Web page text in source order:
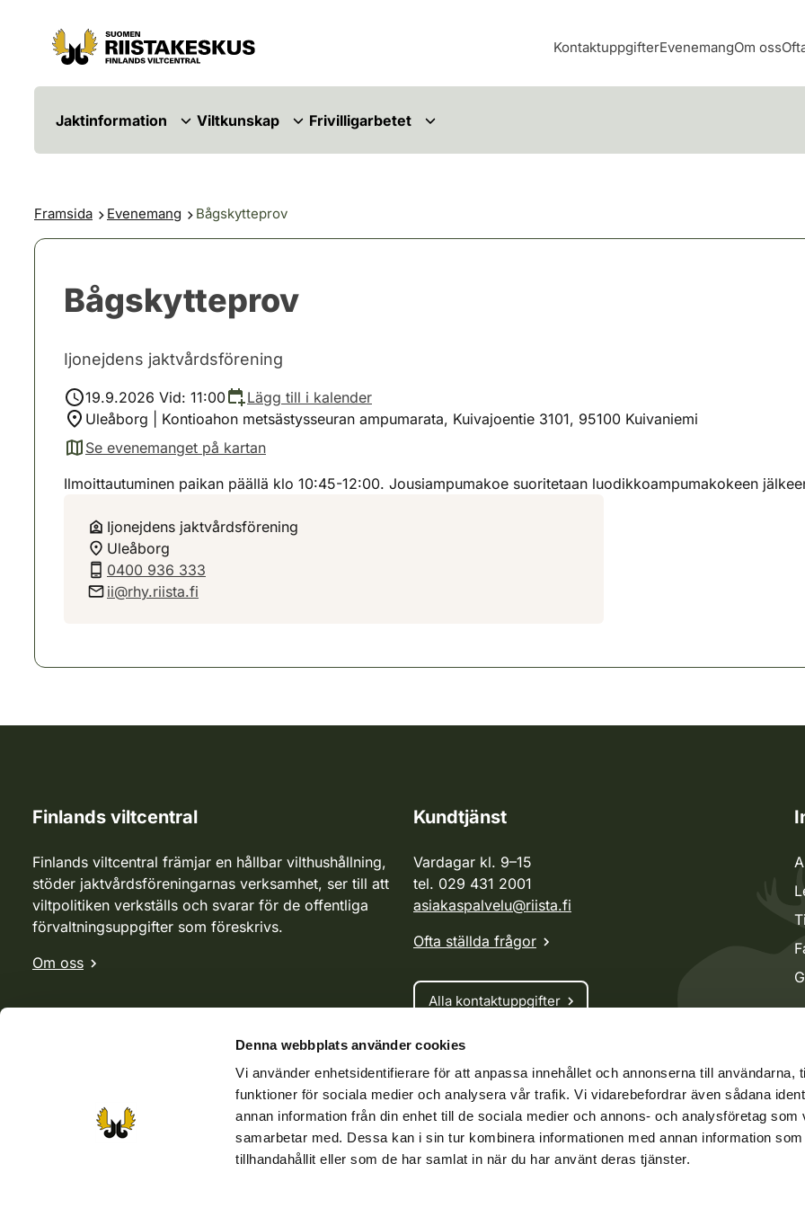
Denna webbplats använder cookies
Vi använder enhetsidentifierare för att anpassa innehållet och annonserna till användarna,
funktioner för sociala medier och analysera vår trafik. Vi vidarebefordrar även sådana
annan information från din enhet till de sociala medier och annons- och analysföretag som
samarbetar med. Dessa kan i sin tur kombinera informationen med annan information
tillhandahållit eller som de har samlat in när du har använt deras tjänster.
Hoppa till innehåll
Gå till webbplatskartan
KontaktuppgifterEvenemangOm oss
Jaktinformation Viltkunskap Frivilligarbetet
Framsida Evenemang Bågskytteprov
Bågskytteprov
Ijonejdens jaktvårdsförening
19.9.2026 Vid: 11:00
Lägg till i kalender
Uleåborg | Kontioahon metsästysseuran ampumarata, Kuivajoentie 3101, 95100 Kuivaniemi
Se evenemanget på kartan
(avautuu uuteen välilehteen)
Ilmoittautuminen paikan päällä klo 10:45-12:00. Jousiampumakoe suoritetaan luodikkoampumakokeen
Ijonejdens jaktvårdsförening
Uleåborg
0400 936 333
ii@rhy.riista.fi
Finlands viltcentral
Finlands viltcentral främjar en hållbar vilthushållning,
stöder jaktvårdsföreningarnas verksamhet, ser till att
viltpolitiken verkställs och svarar för de offentliga
förvaltningsuppgifter som föreskrivs.
Om oss
Kundtjänst
Vardagar kl. 9–15
tel. 029 431 2001
asiakaspalvelu@riista.fi
Ofta ställda frågor
Alla kontaktuppgifter
Jaktkort
Oma riista -tjänsten
Ansökan om licenser och dispenser